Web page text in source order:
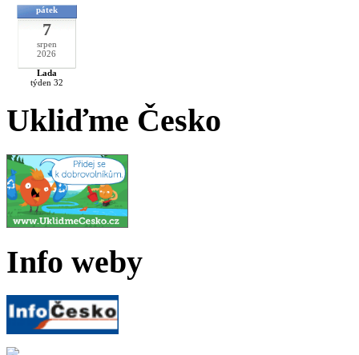
pátek
7
srpen
2026
Lada
týden 32
Ukliďme Česko
Info weby